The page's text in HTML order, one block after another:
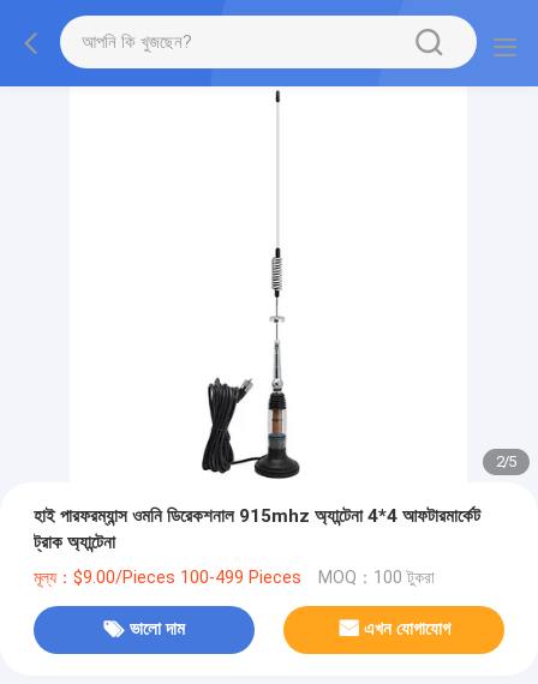
2/5
হাই পারফরম্যান্স ওমনি ডিরেকশনাল 915mhz অ্যান্টেনা 4*4 আফটারমার্কেট
ট্রাক অ্যান্টেনা
মূল্য：$9.00/Pieces 100-499 Pieces MOQ：100 টুকরা
ভালো দাম এখন যোগাযোগ